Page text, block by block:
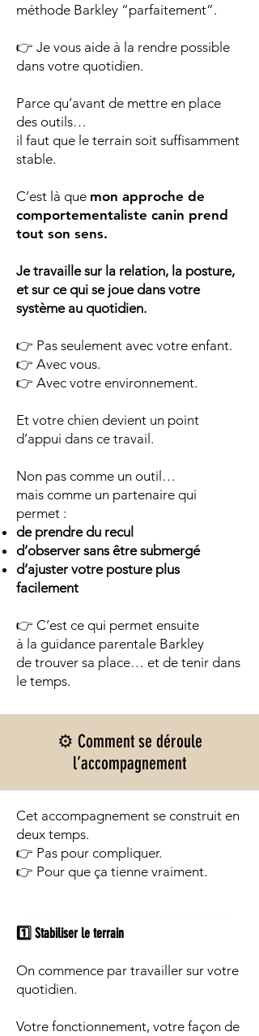
méthode Barkley “parfaitement”.
👉 Je vous aide à la rendre possible
dans votre quotidien.
Parce qu’avant de mettre en place
des outils…
il faut que le terrain soit suffisamment
stable.
C’est là que mon approche de
comportementaliste canin prend
tout son sens.
Je travaille sur la relation, la posture,
et sur ce qui se joue dans votre
système au quotidien.
👉 Pas seulement avec votre enfant.
👉 Avec vous.
👉 Avec votre environnement.
Et votre chien devient un point
d’appui dans ce travail.
Non pas comme un outil…
mais comme un partenaire qui
permet :
de prendre du recul
d’observer sans être submergé
d’ajuster votre posture plus
facilement
👉 C’est ce qui permet ensuite
à la guidance parentale Barkley
de trouver sa place… et de tenir dans
le temps.
⚙️ Comment se déroule
l’accompagnement
Cet accompagnement se construit en
deux temps.
👉 Pas pour compliquer.
👉 Pour que ça tienne vraiment.
1️⃣ Stabiliser le terrain
On commence par travailler sur votre
quotidien.
Votre fonctionnement, votre façon de